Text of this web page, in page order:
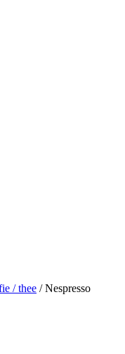
/ thee / Nespresso